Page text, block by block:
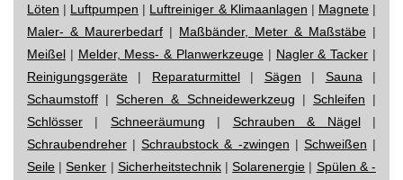
Löten | Luftpumpen | Luftreiniger & Klimaanlagen | Magnete|
Maler- & Maurerbedarf | Maßbänder, Meter & Maßstäbe |
Meißel | Melder, Mess- & Planwerkzeuge | Nagler & Tacker |
Reinigungsgeräte | Reparaturmittel| Sägen | Sauna |
Schaumstoff |Scheren & Schneidewerkzeug | Schleifen |
Schlösser | Schneeräumung | Schrauben & Nägel|
Schraubendreher |Schraubstock & -zwingen | Schweißen |
Seile |Senker | Sicherheitstechnik|Solarenergie | Spülen & -